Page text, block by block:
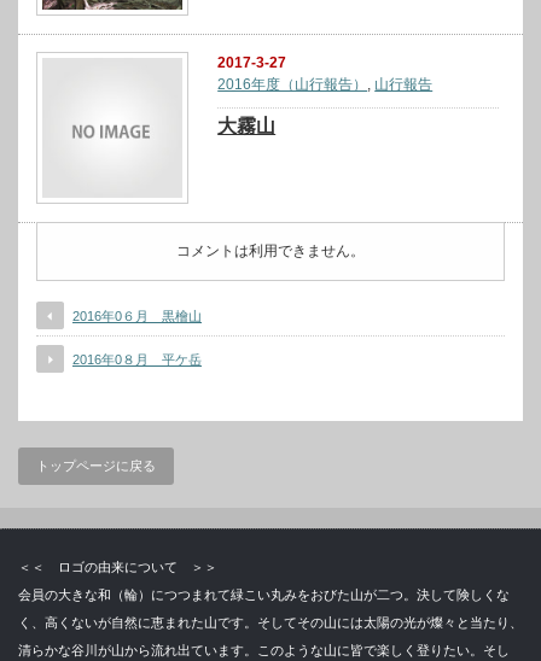
2017-3-27
2016年度（山行報告）
山行報告
大霧山
コメントは利用できません。
2016年0６月 黒檜山
2016年0８月 平ケ岳
トップページに戻る
＜＜ ロゴの由来について ＞＞
会員の大きな和（輪）につつまれて緑こい丸みをおびた山が二つ。決して険しくな
く、高くないが自然に恵まれた山です。そしてその山には太陽の光が燦々と当たり、
清らかな谷川が山から流れ出ています。このような山に皆で楽しく登りたい。そし